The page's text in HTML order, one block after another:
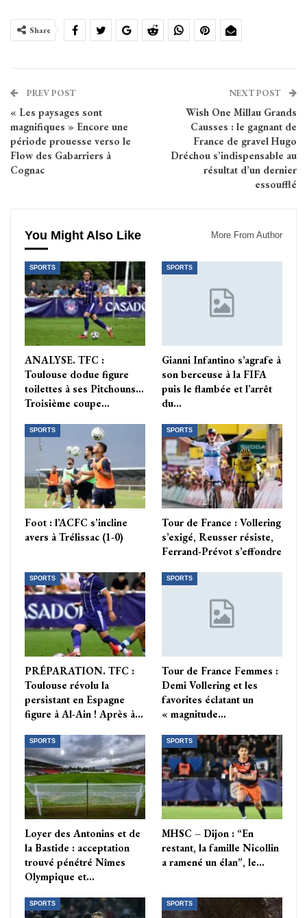
Share
PREV POST
« Les paysages sont
magnifiques » Encore une
période prouesse verso le
Flow des Gabarriers à
Cognac
NEXT POST
Wish One Millau Grands
Causses : le gagnant de
France de gravel Hugo
Dréchou s’indispensable au
résultat d’un dernier
essoufflé
You Might Also Like More From Author
SPORTS
ANALYSE. TFC :
Toulouse dodue figure
toilettes à ses Pitchouns…
Troisième coupe…
SPORTS
Gianni Infantino s’agrafe à
son berceuse à la FIFA
puis le flambée et l’arrêt
du…
SPORTS
Foot : l’ACFC s’incline
avers à Trélissac (1-0)
SPORTS
Tour de France : Vollering
s’exigé, Reusser résiste,
Ferrand-Prévot s’effondre
SPORTS
PRÉPARATION. TFC :
Toulouse révolu la
persistant en Espagne
figure à Al-Ain ! Après à…
SPORTS
Tour de France Femmes :
Demi Vollering et les
favorites éclatant un
« magnitude…
SPORTS
Loyer des Antonins et de
la Bastide : acceptation
trouvé pénétré Nîmes
Olympique et…
SPORTS
MHSC – Dijon : “En
restant, la famille Nicollin
a ramené un élan”, le…
SPORTS SPORTS